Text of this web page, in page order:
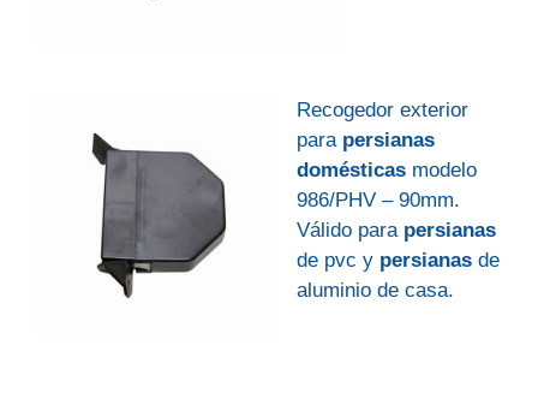
Recogedor exterior
para persianas
domésticas modelo
986/PHV – 90mm.
Válido para persianas
de pvc y persianas de
aluminio de casa.